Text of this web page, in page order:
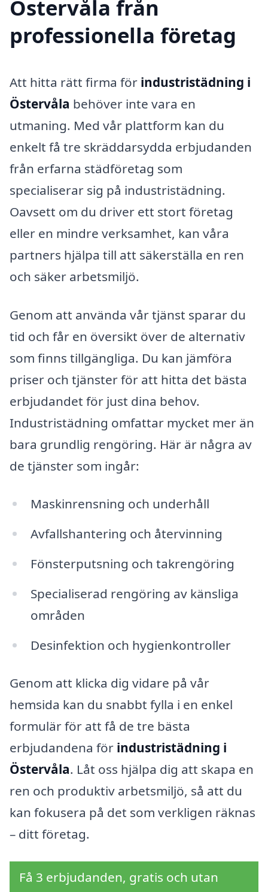
Östervåla från
professionella företag
Att hitta rätt firma för industristädning i
Östervåla behöver inte vara en
utmaning. Med vår plattform kan du
enkelt få tre skräddarsydda erbjudanden
från erfarna städföretag som
specialiserar sig på industristädning.
Oavsett om du driver ett stort företag
eller en mindre verksamhet, kan våra
partners hjälpa till att säkerställa en ren
och säker arbetsmiljö.
Genom att använda vår tjänst sparar du
tid och får en översikt över de alternativ
som finns tillgängliga. Du kan jämföra
priser och tjänster för att hitta det bästa
erbjudandet för just dina behov.
Industristädning omfattar mycket mer än
bara grundlig rengöring. Här är några av
de tjänster som ingår:
Maskinrensning och underhåll
Avfallshantering och återvinning
Fönsterputsning och takrengöring
Specialiserad rengöring av känsliga
områden
Desinfektion och hygienkontroller
Genom att klicka dig vidare på vår
hemsida kan du snabbt fylla i en enkel
formulär för att få de tre bästa
erbjudandena för industristädning i
Östervåla. Låt oss hjälpa dig att skapa en
ren och produktiv arbetsmiljö, så att du
kan fokusera på det som verkligen räknas
– ditt företag.
Få 3 erbjudanden, gratis och utan